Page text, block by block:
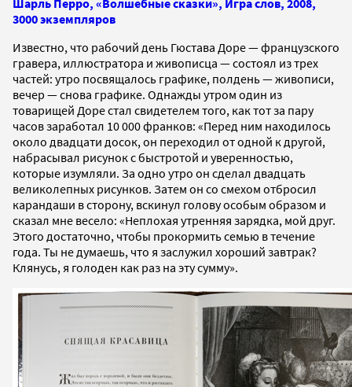
3000 экземпляров
Известно, что рабочий день Гюстава Доре — французского
гравера, иллюстратора и живописца — состоял из трех
частей: утро посвящалось графике, полдень — живописи,
вечер — снова графике. Однажды утром один из
товарищей Доре стал свидетелем того, как тот за пару
часов заработал 10 000 франков: «Перед ним находилось
около двадцати досок, он переходил от одной к другой,
набрасывал рисунок с быстротой и уверенностью,
которые изумляли. За одно утро он сделал двадцать
великолепных рисунков. Затем он со смехом отбросил
карандаши в сторону, вскинул голову особым образом и
сказал мне весело: «Неплохая утренняя зарядка, мой друг.
Этого достаточно, чтобы прокормить семью в течение
года. Ты не думаешь, что я заслужил хороший завтрак?
Клянусь, я голоден как раз на эту сумму».